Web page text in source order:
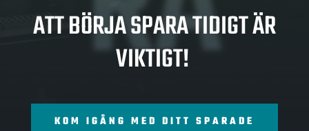
ATT BÖRJA SPARA TIDIGT ÄR
VIKTIGT!
KOM IGÅNG MED DITT SPARADE